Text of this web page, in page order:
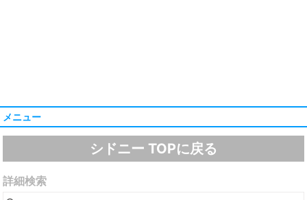
メニュー
シドニー TOPに戻る
詳細検索